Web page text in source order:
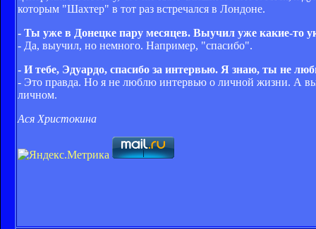
которым "Шахтер" в тот раз встречался в Лондоне.
- Ты уже в Донецке пару месяцев. Выучил уже какие-то
- Да, выучил, но немного. Например, "спасибо".
- И тебе, Эдуардо, спасибо за интервью. Я знаю, ты не
- Это правда. Но я не люблю интервью о личной жизни. А
личном.
Ася Христокина